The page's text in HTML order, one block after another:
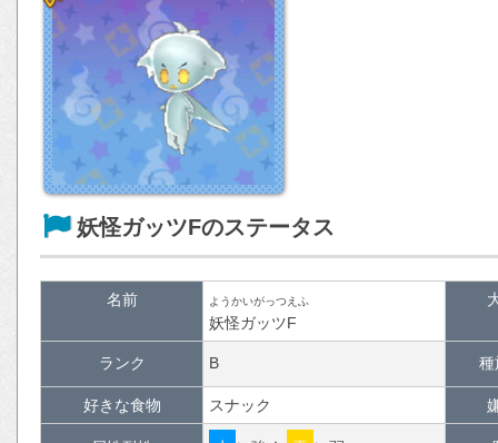
妖怪ガッツFのステータス
名前 ようかいがっつえふ
妖怪ガッツF
ランク B 種
好きな食物 スナック